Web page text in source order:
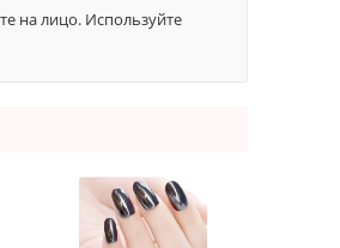
на лицо. Используйте